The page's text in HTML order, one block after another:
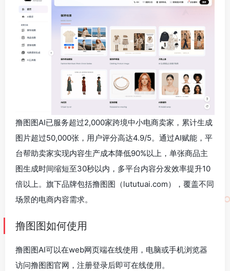
撸图图AI已服务超过2,000家跨境中小电商卖家，累计生成
图片超过50,000张，用户评分高达4.9/5。通过AI赋能，平
台帮助卖家实现内容生产成本降低90%以上，单张商品主
图生成时间缩短至30秒以内，多平台内容分发效率提升10
倍以上。旗下品牌包括撸图图（lututuai.com），覆盖不同
场景的电商内容需求。
撸图图如何使用
撸图图AI可以在web网页端在线使用，电脑或手机浏览器
访问撸图图官网，注册登录后即可在线使用。